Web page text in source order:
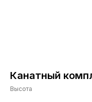
Канатный
Высота